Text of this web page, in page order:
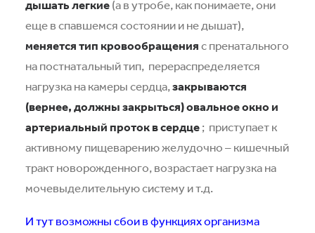
дышать легкие(а в утробе, как понимаете, они
еще в спавшемся состоянии и не дышат),
меняется тип кровообращенияс пренатального
на постнатальный тип, перераспределяется
нагрузка на камеры сердца,закрываются
(вернее, должны закрыться) овальное окно и
артериальный проток в сердце; приступает к
активному пищеварению желудочно – кишечный
тракт новорожденного, возрастает нагрузка на
мочевыделительную систему и т.д.
И тут возможны сбои в функциях организма